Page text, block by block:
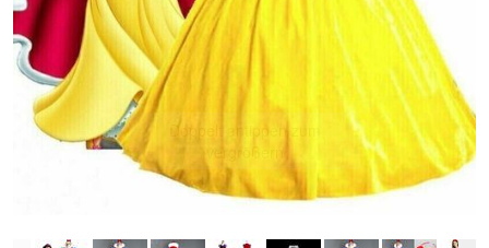
Doppelt antippen zum
vergrößern